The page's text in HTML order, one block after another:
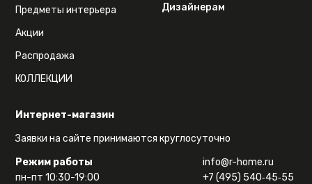
Интернет-магазин
Заявки на сайте принимаются круглосуточно
Режим работы
пн-пт 10:30-19:00
info@r-home.ru
+7 (495) 540‑45‑55
Предметы интерьера
Акции
Распродажа
КОЛЛЕКЦИИ
Дизайнерам